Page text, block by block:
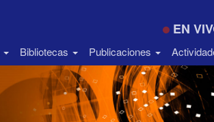
EN
Bibliotecas Publicaciones